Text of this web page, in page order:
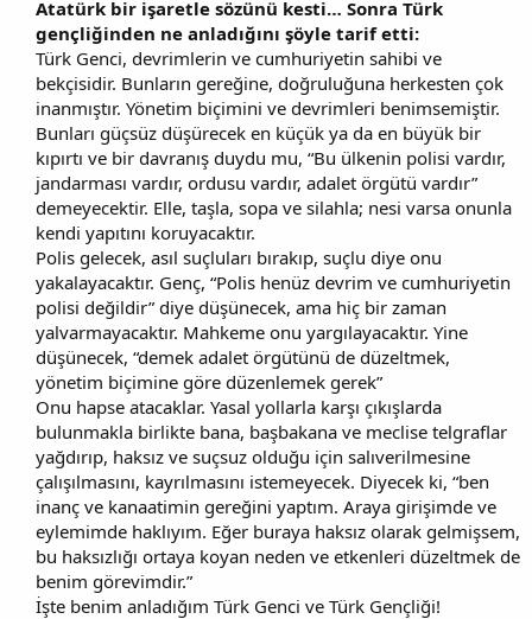
Atatürk bir işaretle sözünü kesti… Sonra Türk
gençliğinden ne anladığını şöyle tarif etti:
Türk Genci, devrimlerin ve cumhuriyetin sahibi ve
bekçisidir. Bunların gereğine, doğruluğuna herkesten çok
inanmıştır. Yönetim biçimini ve devrimleri benimsemiştir.
Bunları güçsüz düşürecek en küçük ya da en büyük bir
kıpırtı ve bir davranış duydu mu, “Bu ülkenin polisi vardır,
jandarması vardır, ordusu vardır, adalet örgütü vardır”
demeyecektir. Elle, taşla, sopa ve silahla; nesi varsa onunla
kendi yapıtını koruyacaktır.
Polis gelecek, asıl suçluları bırakıp, suçlu diye onu
yakalayacaktır. Genç, “Polis henüz devrim ve cumhuriyetin
polisi değildir” diye düşünecek, ama hiç bir zaman
yalvarmayacaktır. Mahkeme onu yargılayacaktır. Yine
düşünecek, “demek adalet örgütünü de düzeltmek,
yönetim biçimine göre düzenlemek gerek”
Onu hapse atacaklar. Yasal yollarla karşı çıkışlarda
bulunmakla birlikte bana, başbakana ve meclise telgraflar
yağdırıp, haksız ve suçsuz olduğu için salıverilmesine
çalışılmasını, kayrılmasını istemeyecek. Diyecek ki, “ben
inanç ve kanaatimin gereğini yaptım. Araya girişimde ve
eylemimde haklıyım. Eğer buraya haksız olarak gelmişsem,
bu haksızlığı ortaya koyan neden ve etkenleri düzeltmek de
benim görevimdir.”
İşte benim anladığım Türk Genci ve Türk Gençliği!